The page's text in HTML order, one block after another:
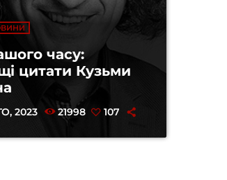
часу:
цитати Кузьми
2023 21998 107